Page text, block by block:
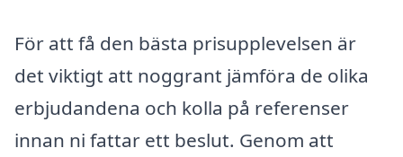
För att få den bästa prisupplevelsen är
det viktigt att noggrant jämföra de olika
erbjudandena och kolla på referenser
innan ni fattar ett beslut. Genom att